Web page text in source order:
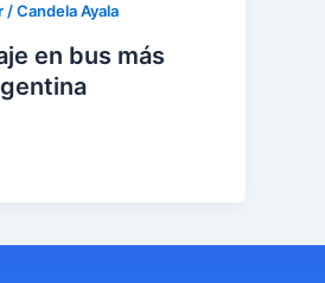
/Candela Ayala
en bus más